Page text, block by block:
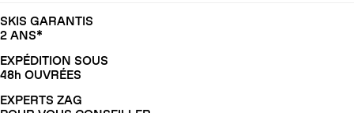
SKIS GARANTIS
2 ANS*
EXPÉDITION SOUS
48h OUVRÉES
EXPERTS ZAG